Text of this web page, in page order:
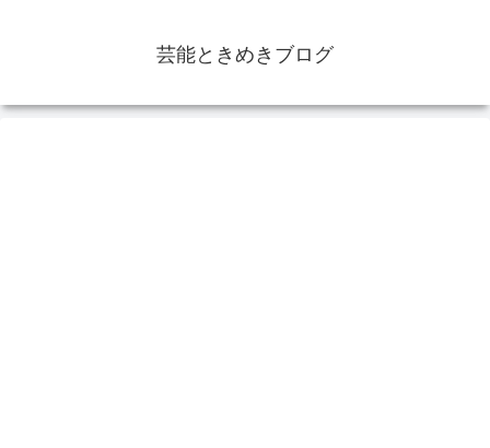
芸能ときめきブログ